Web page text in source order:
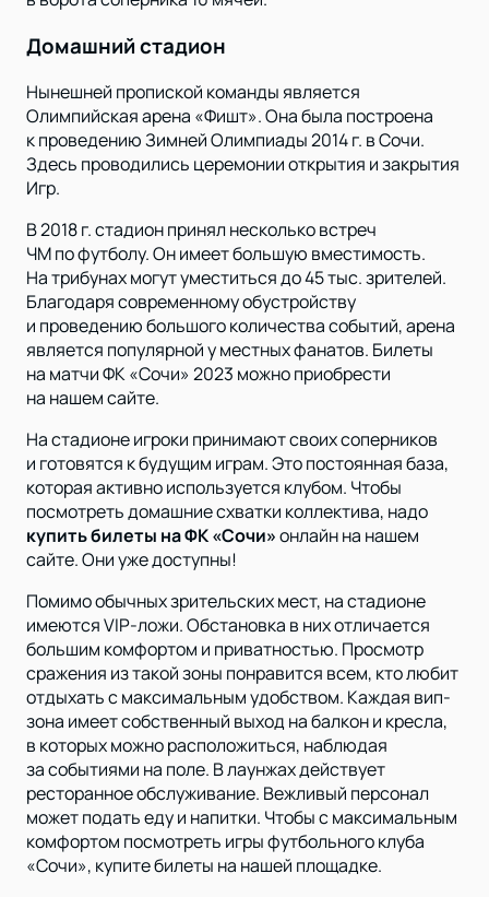
Домашний стадион
Нынешней пропиской команды является
Олимпийская арена «Фишт». Она была построена
к проведению Зимней Олимпиады 2014 г. в Сочи.
Здесь проводились церемонии открытия и закрытия
Игр.
В 2018 г. стадион принял несколько встреч
ЧМ по футболу. Он имеет большую вместимость.
На трибунах могут уместиться до 45 тыс. зрителей.
Благодаря современному обустройству
и проведению большого количества событий, арена
является популярной у местных фанатов. Билеты
на матчи ФК «Сочи» 2023 можно приобрести
на нашем сайте.
На стадионе игроки принимают своих соперников
и готовятся к будущим играм. Это постоянная база,
которая активно используется клубом. Чтобы
посмотреть домашние схватки коллектива, надо
купить билеты на ФК «Сочи»онлайн на нашем
сайте. Они уже доступны!
Помимо обычных зрительских мест, на стадионе
имеются VIP-ложи. Обстановка в них отличается
большим комфортом и приватностью. Просмотр
сражения из такой зоны понравится всем, кто любит
отдыхать с максимальным удобством. Каждая вип-
зона имеет собственный выход на балкон и кресла,
в которых можно расположиться, наблюдая
за событиями на поле. В лаунжах действует
ресторанное обслуживание. Вежливый персонал
может подать еду и напитки. Чтобы с максимальным
комфортом посмотреть игры футбольного клуба
«Сочи», купите билеты на нашей площадке.